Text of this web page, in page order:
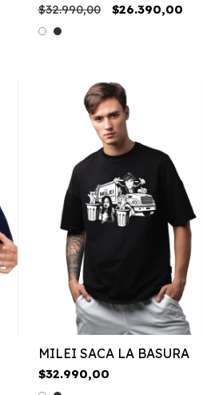
$32.990,00 $26.390,00
MILEI SACA LA BASURA
$32.990,00